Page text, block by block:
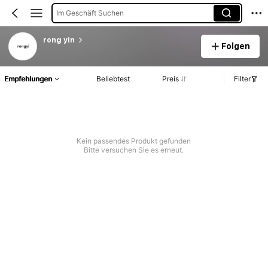
Im Geschäft Suchen
rong yin
Folgen
Empfehlungen Beliebtest Preis Filter
Kein passendes Produkt gefunden
Bitte versuchen Sie es erneut.